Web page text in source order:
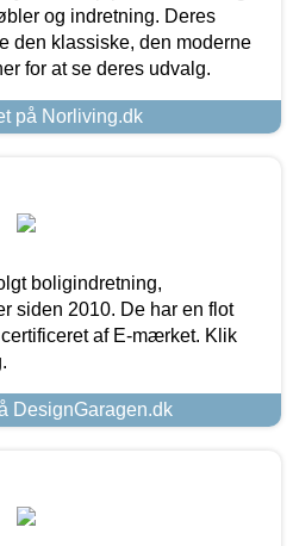
og indretning. Deres
den klassiske, den moderne
for at se deres udvalg.
på Norliving.dk
boligindretning,
siden 2010. De har en flot
af E-mærket. Klik
DesignGaragen.dk